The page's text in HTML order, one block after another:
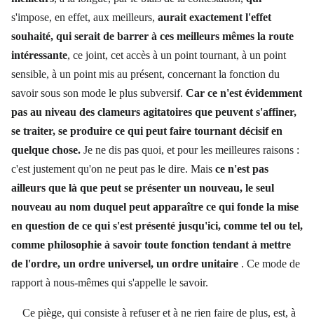
s'impose, en effet, aux meilleurs, aurait exactement l'effet
souhaité, qui serait de barrer à ces meilleurs mêmes la route
intéressante, ce joint, cet accès à un point tournant, à un point
sensible, à un point mis au présent, concernant la fonction du
savoir sous son mode le plus subversif. Car ce n'est évidemment
pas au niveau des clameurs agitatoires que peuvent s'affiner,
se traiter, se produire ce qui peut faire tournant décisif en
quelque chose. Je ne dis pas quoi, et pour les meilleures raisons :
c'est justement qu'on ne peut pas le dire. Mais ce n'est pas
ailleurs que là que peut se présenter un nouveau, le seul
nouveau au nom duquel peut apparaître ce qui fonde la mise
en question de ce qui s'est présenté jusqu'ici, comme tel ou tel,
comme philosophie à savoir toute fonction tendant à mettre
de l'ordre, un ordre universel, un ordre unitaire . Ce mode de
rapport à nous-mêmes qui s'appelle le savoir.
Ce piège, qui consiste à refuser et à ne rien faire de plus, est, à